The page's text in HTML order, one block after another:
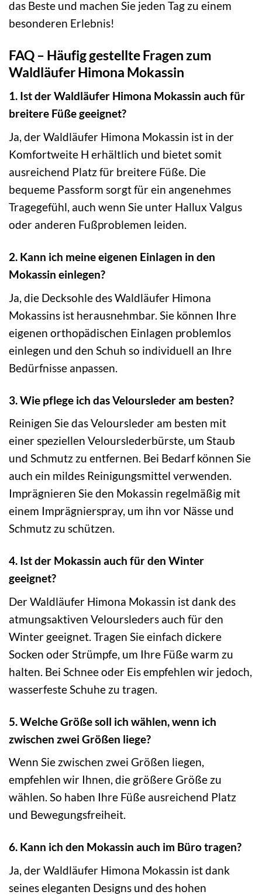
das Beste und machen Sie jeden Tag zu einem
besonderen Erlebnis!
FAQ – Häufig gestellte Fragen zum
Waldläufer Himona Mokassin
1. Ist der Waldläufer Himona Mokassin auch für
breitere Füße geeignet?
Ja, der Waldläufer Himona Mokassin ist in der
Komfortweite H erhältlich und bietet somit
ausreichend Platz für breitere Füße. Die
bequeme Passform sorgt für ein angenehmes
Tragegefühl, auch wenn Sie unter Hallux Valgus
oder anderen Fußproblemen leiden.
2. Kann ich meine eigenen Einlagen in den
Mokassin einlegen?
Ja, die Decksohle des Waldläufer Himona
Mokassins ist herausnehmbar. Sie können Ihre
eigenen orthopädischen Einlagen problemlos
einlegen und den Schuh so individuell an Ihre
Bedürfnisse anpassen.
3. Wie pflege ich das Veloursleder am besten?
Reinigen Sie das Veloursleder am besten mit
einer speziellen Velourslederbürste, um Staub
und Schmutz zu entfernen. Bei Bedarf können Sie
auch ein mildes Reinigungsmittel verwenden.
Imprägnieren Sie den Mokassin regelmäßig mit
einem Imprägnierspray, um ihn vor Nässe und
Schmutz zu schützen.
4. Ist der Mokassin auch für den Winter
geeignet?
Der Waldläufer Himona Mokassin ist dank des
atmungsaktiven Veloursleders auch für den
Winter geeignet. Tragen Sie einfach dickere
Socken oder Strümpfe, um Ihre Füße warm zu
halten. Bei Schnee oder Eis empfehlen wir jedoch,
wasserfeste Schuhe zu tragen.
5. Welche Größe soll ich wählen, wenn ich
zwischen zwei Größen liege?
Wenn Sie zwischen zwei Größen liegen,
empfehlen wir Ihnen, die größere Größe zu
wählen. So haben Ihre Füße ausreichend Platz
und Bewegungsfreiheit.
6. Kann ich den Mokassin auch im Büro tragen?
Ja, der Waldläufer Himona Mokassin ist dank
seines eleganten Designs und des hohen